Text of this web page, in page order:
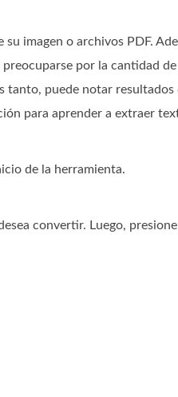
imagen o archivos PDF.
por la cantidad
puede notar resultados
para aprender a extraer
de la herramienta.
convertir. Luego,